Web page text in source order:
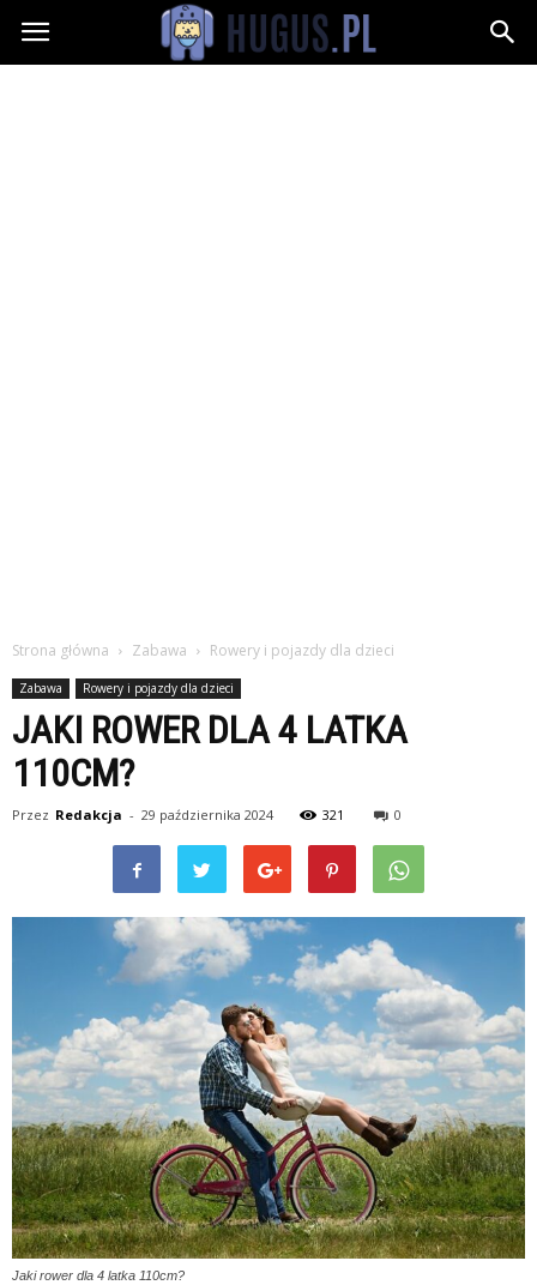
Hugus.pl
Strona główna Zabawa Rowery i pojazdy dla dzieci
Zabawa Rowery i pojazdy dla dzieci
JAKI ROWER DLA 4 LATKA
110CM?
Przez Redakcja - 29 października 2024 321 0
Jaki rower dla 4 latka 110cm?